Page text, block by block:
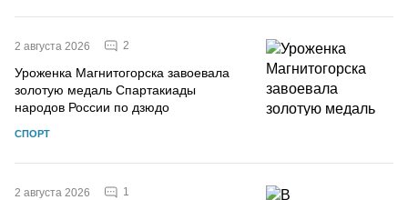
2 августа 2026 2
Уроженка Магнитогорска завоевала
золотую медаль Спартакиады
народов России по дзюдо
СПОРТ
2 августа 2026 1